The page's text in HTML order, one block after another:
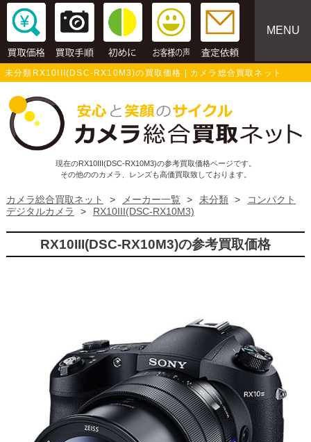
MENU
未分類RX10III(DSC-RX10M3)の買取価格 | カメラ総合買取ネット
現在のRX10III(DSC-RX10M3)の参考買取価格ページです。
その他ののカメラ、レンズも高価買取致しております。
カメラ総合買取ネット > メーカー一覧 > 未分類 >
コンパクト
デジタルカメラ
> RX10III(DSC-RX10M3)
RX10III(DSC-RX10M3)の参考買取価格